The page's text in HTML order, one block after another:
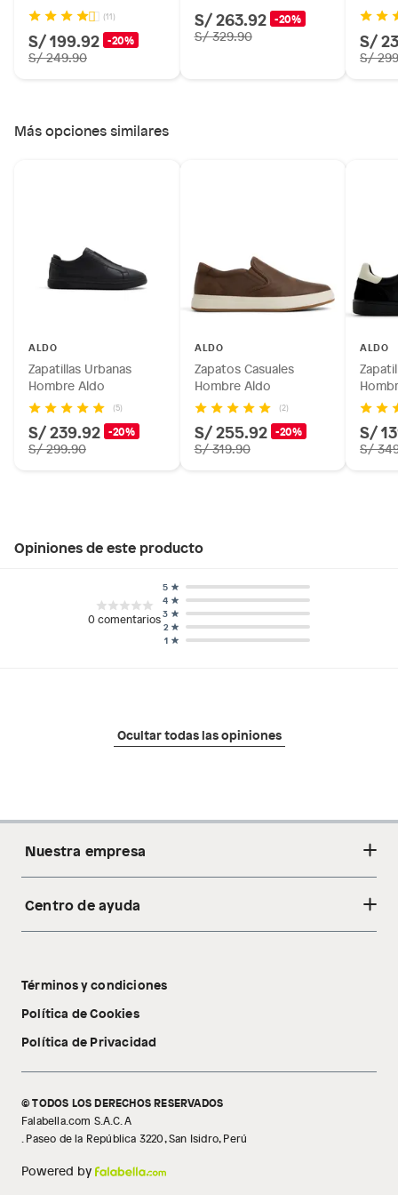
(11)
S/ 199.92 -20%
S/ 249.90
S/ 263.92 -20%
S/ 329.90 S/
S/
Más opciones similares
ALDO
Zapatillas Urbanas
Hombre Aldo
(5)
S/ 239.92 -20%
S/ 299.90
ALDO
Zapatos Casuales
Hombre Aldo
(2)
S/ 255.92 -20%
S/ 319.90
ALDO
S/
S/
Opiniones de este producto
0comentarios
1
2
3
4
5
Ocultar todas las opiniones
Nuestra empresa
Acerca de nosotros
Tecnología Pillow Walk
Centro de ayuda
Libro de reclamaciones
Términos y condiciones
Política de Cookies
Política de Privacidad
© TODOS LOS DERECHOS RESERVADOS
Falabella.com S.A.C. A
. Paseo de la República 3220, San Isidro, Perú
Powered by